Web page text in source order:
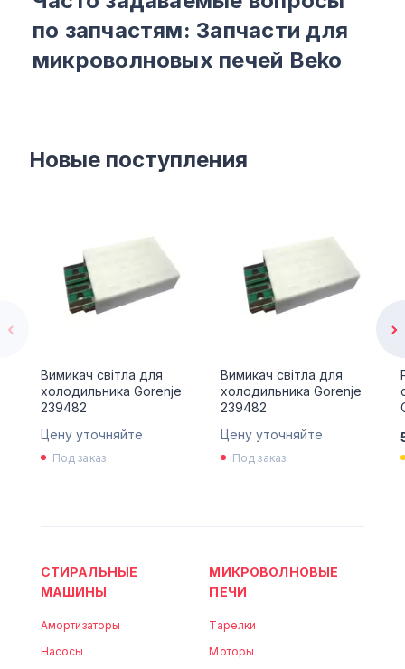
по запчастям: Запчасти для
микроволновых печей Beko
Новые поступления
Вимикач світла для
холодильника Gorenje
239482
Цену уточняйте
Под заказ
Вимикач світла для
холодильника Gorenje
239482
Цену уточняйте
Под заказ
СТИРАЛЬНЫЕ
МАШИНЫ
Амортизаторы
Насосы
МИКРОВОЛНОВЫЕ
ПЕЧИ
Тарелки
Моторы